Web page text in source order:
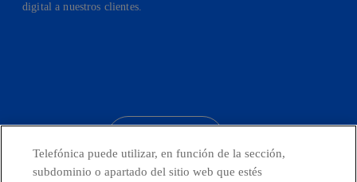
digital a nuestros clientes.
Telefónica puede utilizar, en función de la sección,
subdominio o apartado del sitio web que estés